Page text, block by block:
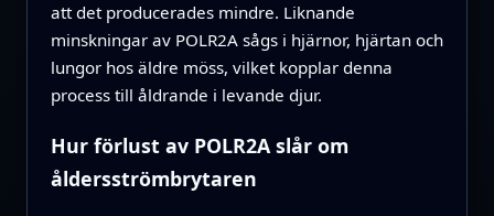
att det producerades mindre. Liknande
minskningar av POLR2A sågs i hjärnor, hjärtan och
lungor hos äldre möss, vilket kopplar denna
process till åldrande i levande djur.
Hur förlust av POLR2A slår om
åldersströmbrytaren